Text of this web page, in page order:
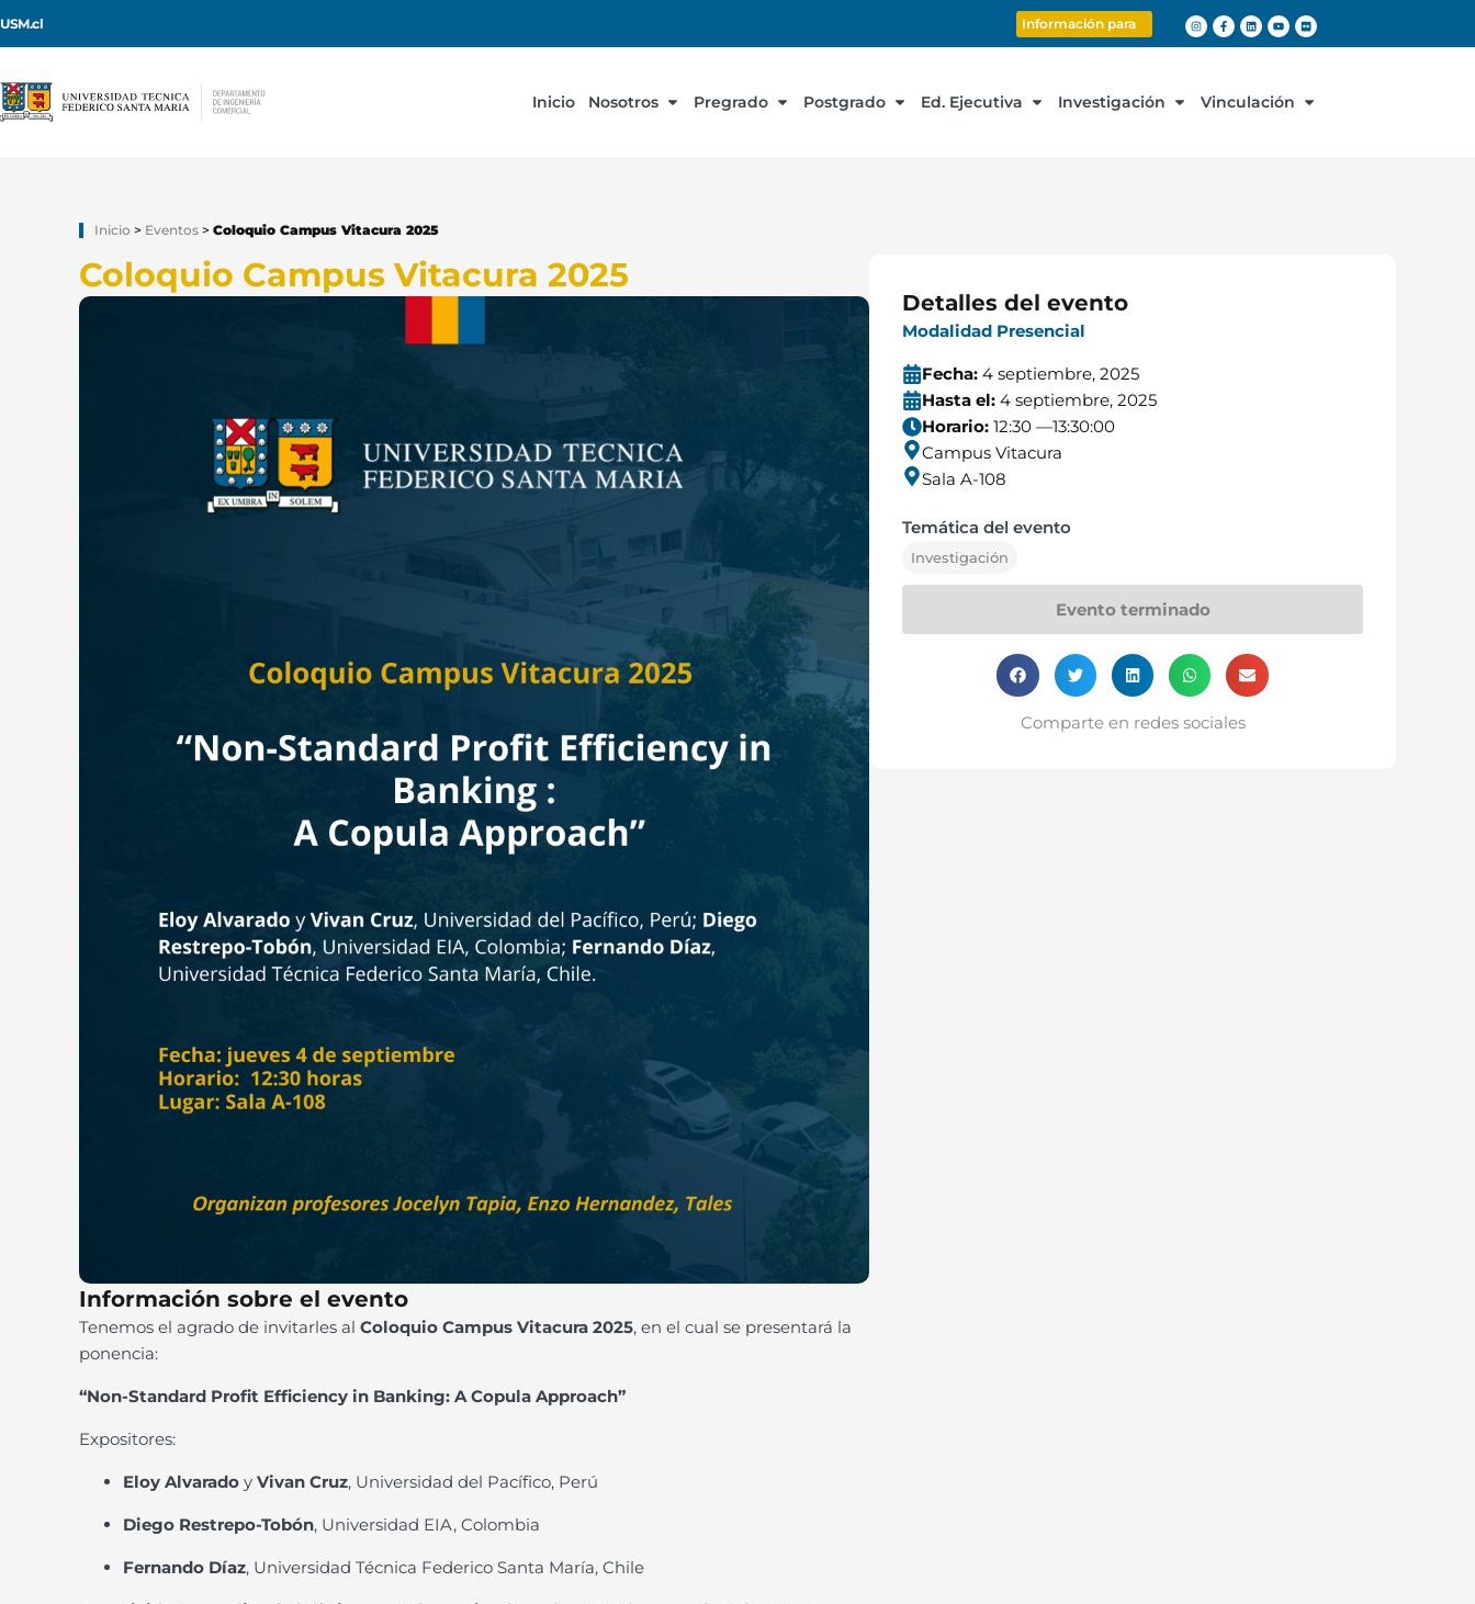
USM.cl Información para
Inicio Nosotros Pregrado Postgrado Ed. Ejecutiva Investigación Vinculación
Inicio > Eventos > Coloquio Campus Vitacura 2025
Coloquio Campus Vitacura 2025
Información sobre el evento
Tenemos el agrado de invitarles al Coloquio Campus Vitacura 2025, en el cual se presentará la
ponencia:
“Non-Standard Profit Efficiency in Banking: A Copula Approach”
Expositores:
Eloy Alvarado y Vivan Cruz, Universidad del Pacífico, Perú
Diego Restrepo-Tobón, Universidad EIA, Colombia
Fernando Díaz, Universidad Técnica Federico Santa María, Chile
Detalles del evento
Modalidad Presencial
Fecha: 4 septiembre, 2025
Hasta el: 4 septiembre, 2025
Horario: 12:30 —13:30:00
Campus Vitacura
Sala A-108
Temática del evento
Investigación
Evento terminado
Comparte en redes sociales